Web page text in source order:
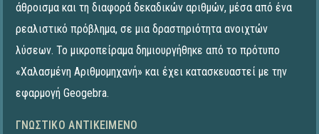
άθροισμα και τη διαφορά δεκαδικών αριθμών, μέσα από ένα
ρεαλιστικό πρόβλημα, σε μια δραστηριότητα ανοιχτών
λύσεων. To μικροπείραμα δημιουργήθηκε από το πρότυπο
«Χαλασμένη Αριθμομηχανή» και έχει κατασκευαστεί με την
εφαρμογή Geogebra.
ΓΝΩΣΤΙΚΌ ΑΝΤΙΚΕΊΜΕΝΟ